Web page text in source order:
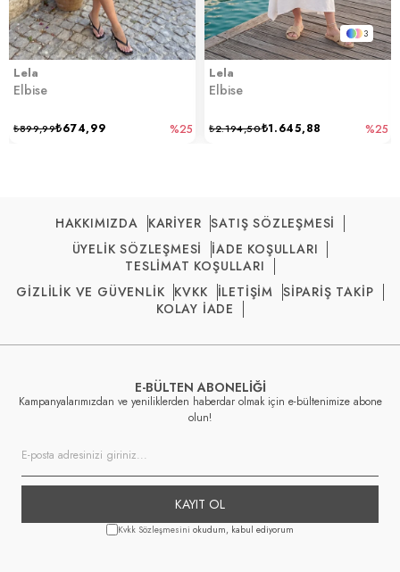
Lela
Elbise
₺674,99
₺899,99 %25
3
Lela
Elbise
₺1.645,88
₺2.194,50 %25
HAKKIMIZDA KARİYER SATIŞ SÖZLEŞMESİ
ÜYELİK SÖZLEŞMESİ
İADE KOŞULLARI
TESLİMAT KOŞULLARI
GİZLİLİK VE GÜVENLİK KVKK İLETİŞİM
SİPARİŞ TAKİP
KOLAY İADE
E-BÜLTEN ABONELİĞİ
Kampanyalarımızdan ve yeniliklerden haberdar olmak için e-bültenimize abone
olun!
KAYIT OL
Kvkk Sözleşmesini okudum, kabul ediyorum